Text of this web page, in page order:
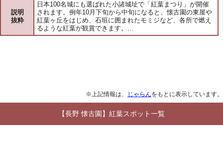
説明
抜粋
日本100名城にも選ばれた小諸城址で「紅葉まつり」が開催
されます。例年10月下旬から中旬になると、懐古園の東屋や
紅葉ヶ丘をはじめ、石垣に囲まれたモミジなど、各所で燃え
るような紅葉が観賞できます。…
※上記情報は、 じゃらんをもとに表示しています。
【長野 懐古園】紅葉スポット一覧